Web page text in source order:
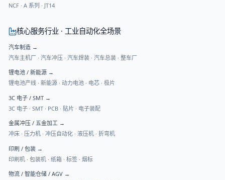
NCF· A 系列 · JT14
核心服务行业 · 工业自动化全场景
汽车制造→
汽车主机厂 · 汽车冲压 · 汽车焊装 · 汽车总装 · 整车厂
锂电池 / 新能源→
锂电池产线 · 新能源 · 动力电池 · 电芯 · 极片
3C 电子 / SMT→
3C 电子 · SMT · PCB · 贴片 · 电子装配
金属冲压 / 五金加工→
冲床 · 压力机 · 冲压自动化 · 液压机 · 折弯机
印刷 / 包装→
印刷机 · 包装机 · 纸箱 · 标签 · 烟标
物流 / 智能仓储 / AGV→